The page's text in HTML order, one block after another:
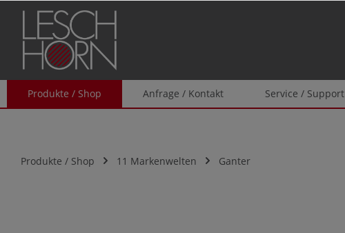
Zur Hauptnavigation springen
Produkte / Shop Anfrage / Kontakt Service / Support
Produkte / Shop 11 Markenwelten Ganter